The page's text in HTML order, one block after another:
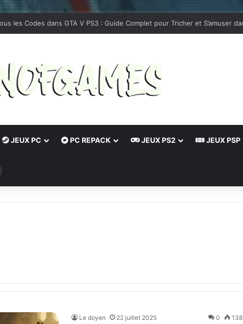
jeux PC indépendants qui méritent d’être essayés sur Android
JEUX PC PC REPACK JEUX PS2 JEUX PSP
Le doyen 22 juillet 2025 0 138